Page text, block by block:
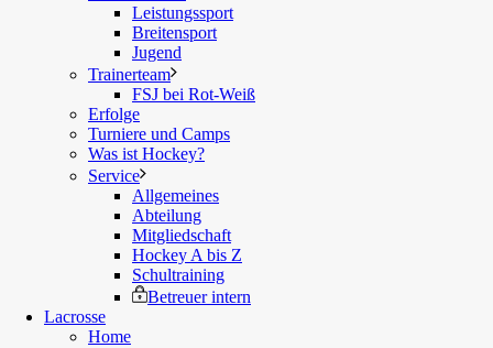
Leistungssport
Breitensport
Jugend
Trainerteam
FSJ bei Rot-Weiß
Erfolge
Turniere und Camps
Was ist Hockey?
Service
Allgemeines
Abteilung
Mitgliedschaft
Hockey A bis Z
Schultraining
Betreuer intern
Lacrosse
Home